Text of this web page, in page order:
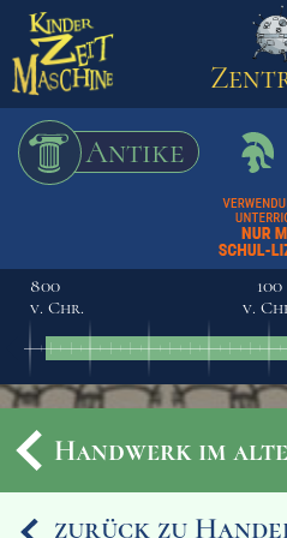
A bis Z
Termine
Antike
800
v. Chr.
100
v.
Handwerk im
zurück zu